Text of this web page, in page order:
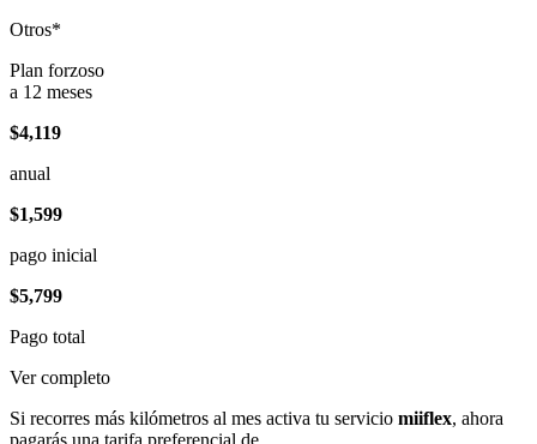
Otros*
Plan forzoso
a 12 meses
$4,119
anual
$1,599
pago inicial
$5,799
Pago total
Ver completo
Si recorres más kilómetros al mes activa tu servicio miiflex, ahora
pagarás una tarifa preferencial de